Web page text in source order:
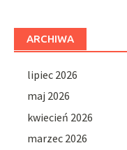
ARCHIWA
lipiec 2026
maj 2026
kwiecień 2026
marzec 2026